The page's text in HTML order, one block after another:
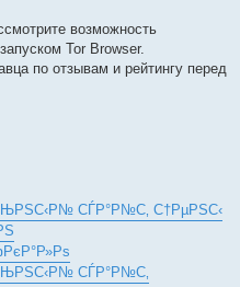
возможность
Tor Browser.
по отзывам и рейтингу перед
СЃР°Р№С‚ С†РµРЅС‹
СЃР°Р№С‚